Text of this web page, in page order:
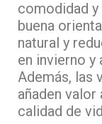
comodidad
buena
natural y
en invierno y
Además, las
añaden valor
calidad de